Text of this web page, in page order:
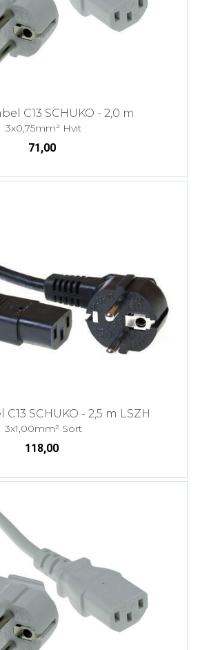
C13 SCHUKO - 2,0 m
3x0,75mm² Hvit
71,00
SCHUKO - 2,5 m LSZH
3x1,00mm² Sort
118,00